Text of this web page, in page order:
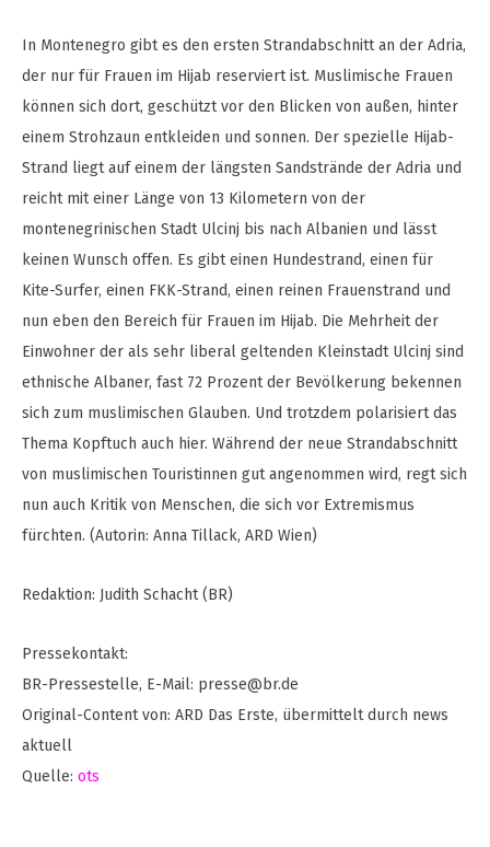
In Montenegro gibt es den ersten Strandabschnitt an der Adria,
der nur für Frauen im Hijab reserviert ist. Muslimische Frauen
können sich dort, geschützt vor den Blicken von außen, hinter
einem Strohzaun entkleiden und sonnen. Der spezielle Hijab-
Strand liegt auf einem der längsten Sandstrände der Adria und
reicht mit einer Länge von 13 Kilometern von der
montenegrinischen Stadt Ulcinj bis nach Albanien und lässt
keinen Wunsch offen. Es gibt einen Hundestrand, einen für
Kite-Surfer, einen FKK-Strand, einen reinen Frauenstrand und
nun eben den Bereich für Frauen im Hijab. Die Mehrheit der
Einwohner der als sehr liberal geltenden Kleinstadt Ulcinj sind
ethnische Albaner, fast 72 Prozent der Bevölkerung bekennen
sich zum muslimischen Glauben. Und trotzdem polarisiert das
Thema Kopftuch auch hier. Während der neue Strandabschnitt
von muslimischen Touristinnen gut angenommen wird, regt sich
nun auch Kritik von Menschen, die sich vor Extremismus
fürchten. (Autorin: Anna Tillack, ARD Wien)
Redaktion: Judith Schacht (BR)
Pressekontakt:
BR-Pressestelle, E-Mail: presse@br.de
Original-Content von: ARD Das Erste, übermittelt durch news
aktuell
Quelle: ots